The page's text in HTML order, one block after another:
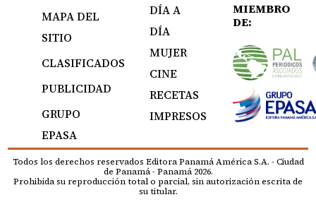
MAPA DEL
SITIO
CLASIFICADOS
PUBLICIDAD
GRUPO
EPASA
DÍA A
DÍA
MUJER
CINE
RECETAS
IMPRESOS
MIEMBRO
DE:
Todos los derechos reservados Editora Panamá América S.A. - Ciudad
de Panamá - Panamá 2026.
Prohibida su reproducción total o parcial, sin autorización escrita de
su titular.